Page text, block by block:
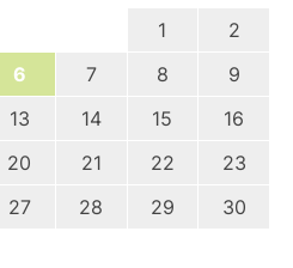
1
2
6 7 8
9
13 14 15
16
20 21 22
23
27 28 29
30